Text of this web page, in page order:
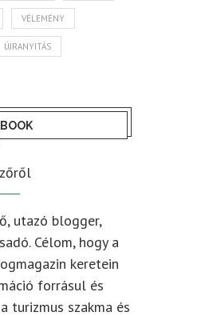
VÉLEMÉNY
ÚJRANYITÁS
utazó blogger,
Célom, hogy a
keretein
forrásul és
turizmus szakma és